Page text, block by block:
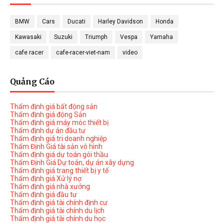
BMW Cars Ducati Harley Davidson Honda
Kawasaki Suzuki Triumph Vespa Yamaha
cafe racer cafe-racer-viet-nam video
Quảng Cáo
Thẩm định giá bất động sản
Thẩm định giá động Sản
Thẩm định giá máy móc thiết bị
Thẩm định dự án đầu tư
Thẩm định giá tri doanh nghiệp
Thẩm Định Giá tài sản vô hình
Thẩm định giá dự toán gói thầu
Thẩm Định Giá Dự toán, dự án xây dựng
Thẩm định giá trang thiết bị y tế
Thẩm định giá Xử lý nợ
Thẩm định giá nhà xưởng
Thẩm định giá đầu tư
Thẩm định giá tài chính định cư
Thẩm định giá tài chính du lịch
Thẩm định giá tài chính du học